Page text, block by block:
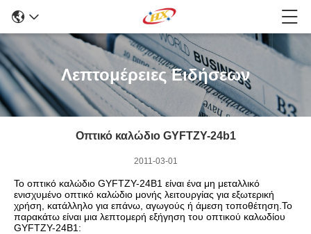
Λεπτομέρειες Ειδήσεων
Οπτικό καλώδιο GYFTZY-24b1
2011-03-01
Το οπτικό καλώδιο GYFTZY-24B1 είναι ένα μη μεταλλικό
ενισχυμένο οπτικό καλώδιο μονής λειτουργίας για εξωτερική
χρήση, κατάλληλο για επάνω, αγωγούς ή άμεση τοποθέτηση.Το
παρακάτω είναι μια λεπτομερή εξήγηση του οπτικού καλωδίου
GYFTZY-24B1: